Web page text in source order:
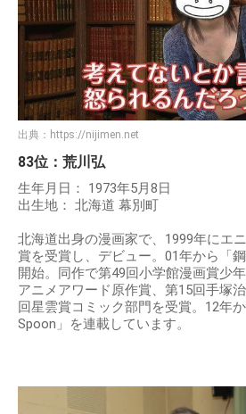
出典： https://nijimen.net
83位：荒川弘
生年月日： 1973年5月8日
出生地： 北海道 幕別町
北海道出身の漫画家で、1999年にエ
賞を受賞し、デビュー。01年から「
開始。同作で第49回小学館漫画賞少
アニメアワード原作賞、第15回手塚
回星雲賞コミック部門を受賞。12年
Spoon」を連載しています。